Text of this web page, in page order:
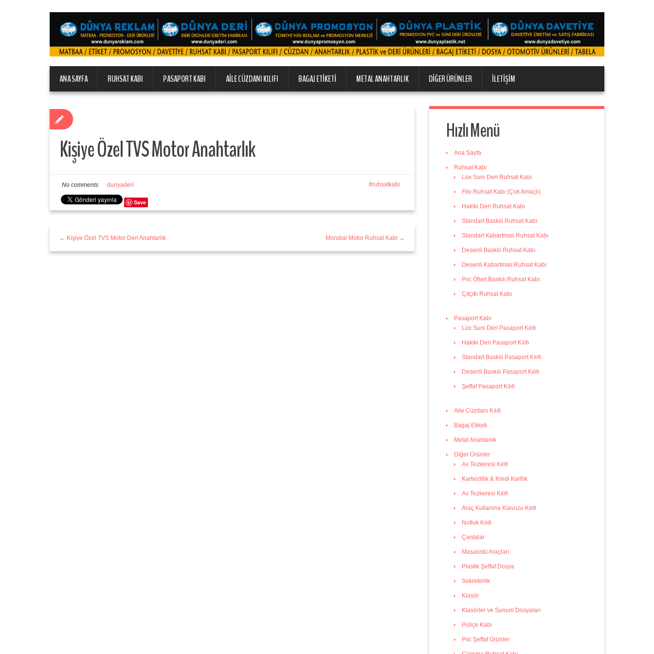
ANA SAYFA RUHSAT KABI PASAPORT KABI AILE CÜZDANI KILIFI BAGAJ ETIKETI METAL ANAHTARLIK DIĞER ÜRÜNLER İLETIŞIM
Kişiye Özel TVS Motor Anahtarlık
ruhsatkabi
No comments dunyaderi
Save
← Kişiye Özel TVS Motor Deri Anahtarlık Mondial Motor Ruhsat Kabı →
Hızlı Menü
Ana Sayfa
Ruhsat Kabı
Lüx Suni Deri Ruhsat Kabı
Filo Ruhsat Kabı (Çok Amaçlı)
Hakiki Deri Ruhsat Kabı
Standart Baskılı Ruhsat Kabı
Standart Kabartmalı Ruhsat Kabı
Desenli Baskılı Ruhsat Kabı
Desenli Kabartmalı Ruhsat Kabı
Pvc Ofset Baskılı Ruhsat Kabı
Çıtçıtlı Ruhsat Kabı
Pasaport Kabı
Lüx Suni Deri Pasaport Kılıfı
Hakiki Deri Pasaport Kılıfı
Standart Baskılı Pasaport Kılıfı
Desenli Baskılı Pasaport Kılıfı
Şeffaf Pasaport Kılıfı
Aile Cüzdanı Kılıfı
Bagaj Etiketi
Metal Anahtarlık
Diğer Ürünler
Av Tezkeresi Kılıfı
Kartvizitlik & Kredi Kartlık
Av Tezkeresi Kılıfı
Araç Kullanma Klavuzu Kılıfı
Notluk Kılıfı
Çantalar
Masaüstü Araçları
Plastik Şeffaf Dosya
Sekreterlik
Klasör
Klasörler ve Sunum Dosyaları
Poliçe Kabı
Pvc Şeffaf Ürünler